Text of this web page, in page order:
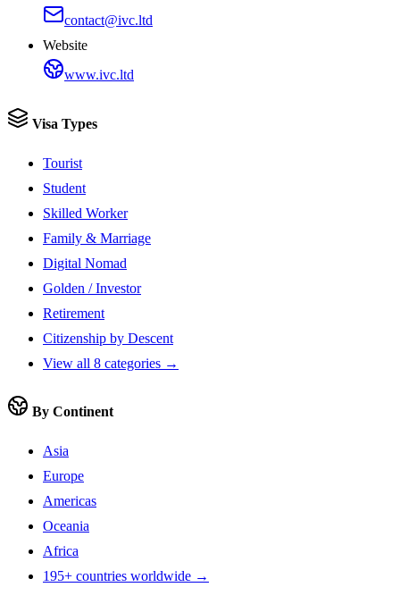
contact@ivc.ltd
Website
www.ivc.ltd
Visa Types
Tourist
Student
Skilled Worker
Family & Marriage
Digital Nomad
Golden / Investor
Retirement
Citizenship by Descent
View all 8 categories →
By Continent
Asia
Europe
Americas
Oceania
Africa
195+ countries worldwide →